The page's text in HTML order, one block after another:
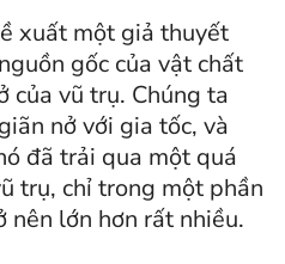
xuất một giả thuyết
gốc của vật chất
của vũ trụ. Chúng ta
nở với gia tốc, và
đã trải qua một quá
trụ, chỉ trong một phần
nên lớn hơn rất nhiều.